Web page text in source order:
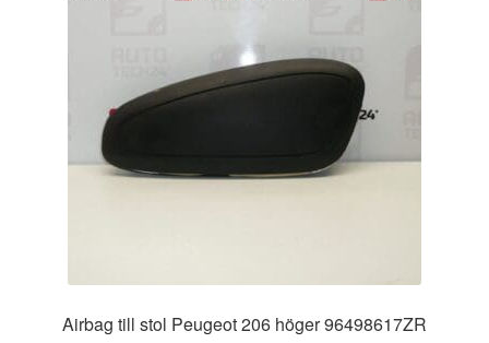
Airbag till stol Peugeot 206 höger 96498617ZR